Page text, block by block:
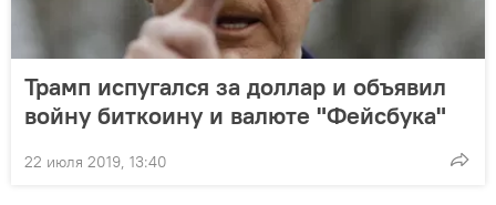
Трамп испугался за доллар и объявил
войну биткоину и валюте "Фейсбука"
22 июля 2019, 13:40